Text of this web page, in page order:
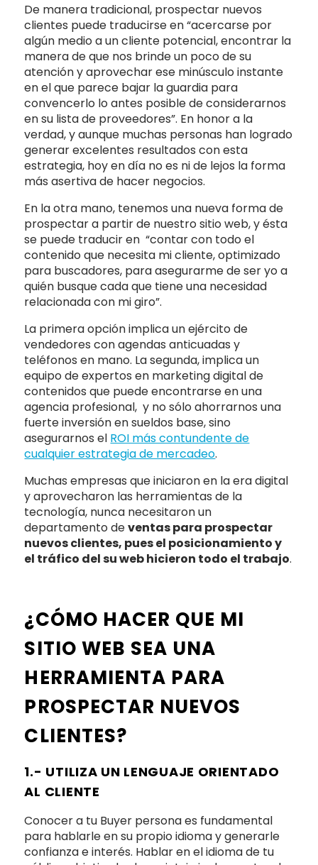
De manera tradicional, prospectar nuevos
clientes puede traducirse en “acercarse por
algún medio a un cliente potencial, encontrar la
manera de que nos brinde un poco de su
atención y aprovechar ese minúsculo instante
en el que parece bajar la guardia para
convencerlo lo antes posible de considerarnos
en su lista de proveedores”. En honor a la
verdad, y aunque muchas personas han logrado
generar excelentes resultados con esta
estrategia, hoy en día no es ni de lejos la forma
más asertiva de hacer negocios.
En la otra mano, tenemos una nueva forma de
prospectar a partir de nuestro sitio web, y ésta
se puede traducir en “contar con todo el
contenido que necesita mi cliente, optimizado
para buscadores, para asegurarme de ser yo a
quién busque cada que tiene una necesidad
relacionada con mi giro”.
La primera opción implica un ejército de
vendedores con agendas anticuadas y
teléfonos en mano. La segunda, implica un
equipo de expertos en marketing digital de
contenidos que puede encontrarse en una
agencia profesional, y no sólo ahorrarnos una
fuerte inversión en sueldos base, sino
asegurarnos el ROI más contundente de
cualquier estrategia de mercadeo.
Muchas empresas que iniciaron en la era digital
y aprovecharon las herramientas de la
tecnología, nunca necesitaron un
departamento deventas para prospectar
nuevos clientes, pues el posicionamiento y
el tráfico del su web hicieron todo el trabajo.
¿CÓMO HACER QUE MI
SITIO WEB SEA UNA
HERRAMIENTA PARA
PROSPECTAR NUEVOS
CLIENTES?
1.- UTILIZA UN LENGUAJE ORIENTADO
AL CLIENTE
Conocer a tu Buyer persona es fundamental
para hablarle en su propio idioma y generarle
confianza e interés. Hablar en el idioma de tu